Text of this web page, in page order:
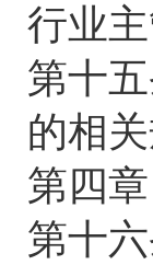
行业
第十
的相关
第四
第十